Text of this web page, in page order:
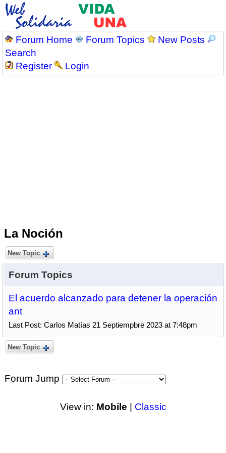
Forum Home Forum Topics
New Posts
Search
Register
Login
La Noción
New Topic
Forum Topics
El acuerdo alcanzado para detener la operación
ant
Last Post: Carlos Matías 21 Septiempbre 2023 at 7:48pm
New Topic
Forum Jump
View in: Mobile Classic